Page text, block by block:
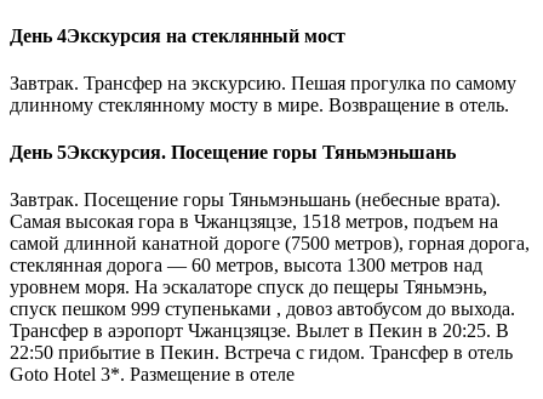
День 4Экскурсия на стеклянный мост
Завтрак. Трансфер на экскурсию. Пешая прогулка по самому
длинному стеклянному мосту в мире. Возвращение в отель.
День 5Экскурсия. Посещение горы Тяньмэньшань
Завтрак. Посещение горы Тяньмэньшань (небесные врата).
Самая высокая гора в Чжанцзяцзе, 1518 метров, подъем на
самой длинной канатной дороге (7500 метров), горная дорога,
стеклянная дорога — 60 метров, высота 1300 метров над
уровнем моря. На эскалаторе спуск до пещеры Тяньмэнь,
спуск пешком 999 ступеньками , довоз автобусом до выхода.
Трансфер в аэропорт Чжанцзяцзе. Вылет в Пекин в 20:25. В
22:50 прибытие в Пекин. Встреча с гидом. Трансфер в отель
Goto Hotel 3*. Размещение в отеле